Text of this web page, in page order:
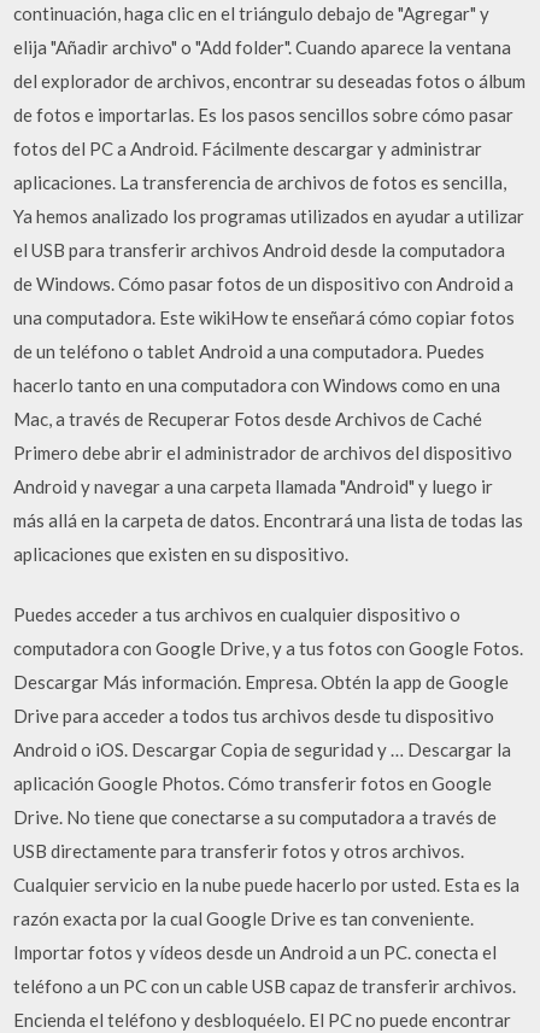
continuación, haga clic en el triángulo debajo de "Agregar" y
elija "Añadir archivo" o "Add folder". Cuando aparece la ventana
del explorador de archivos, encontrar su deseadas fotos o álbum
de fotos e importarlas. Es los pasos sencillos sobre cómo pasar
fotos del PC a Android. Fácilmente descargar y administrar
aplicaciones. La transferencia de archivos de fotos es sencilla,
Ya hemos analizado los programas utilizados en ayudar a utilizar
el USB para transferir archivos Android desde la computadora
de Windows. Cómo pasar fotos de un dispositivo con Android a
una computadora. Este wikiHow te enseñará cómo copiar fotos
de un teléfono o tablet Android a una computadora. Puedes
hacerlo tanto en una computadora con Windows como en una
Mac, a través de Recuperar Fotos desde Archivos de Caché
Primero debe abrir el administrador de archivos del dispositivo
Android y navegar a una carpeta llamada "Android" y luego ir
más allá en la carpeta de datos. Encontrará una lista de todas las
aplicaciones que existen en su dispositivo.
Puedes acceder a tus archivos en cualquier dispositivo o
computadora con Google Drive, y a tus fotos con Google Fotos.
Descargar Más información. Empresa. Obtén la app de Google
Drive para acceder a todos tus archivos desde tu dispositivo
Android o iOS. Descargar Copia de seguridad y … Descargar la
aplicación Google Photos. Cómo transferir fotos en Google
Drive. No tiene que conectarse a su computadora a través de
USB directamente para transferir fotos y otros archivos.
Cualquier servicio en la nube puede hacerlo por usted. Esta es la
razón exacta por la cual Google Drive es tan conveniente.
Importar fotos y vídeos desde un Android a un PC. conecta el
teléfono a un PC con un cable USB capaz de transferir archivos.
Encienda el teléfono y desbloquéelo. El PC no puede encontrar